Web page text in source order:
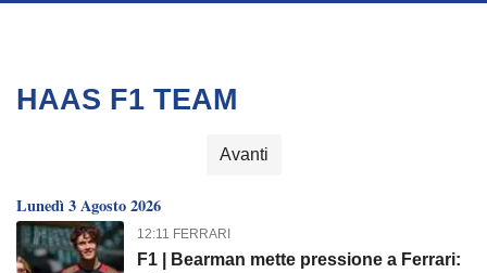
HAAS F1 TEAM
Avanti
Lunedì 3 Agosto 2026
12:11 FERRARI
F1 | Bearman mette pressione a Ferrari: